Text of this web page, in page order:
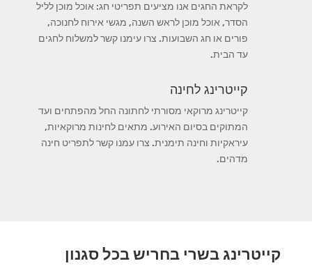
לקראת החגים אנו מציעים תפריטי חג: אוכל מוכן לליל
הסדר, אוכל מוכן לראש השנה, מגשי אירוח לחנוכה,
פורים או חג השבועות. צרו עימנו קשר למשלוח לחגים
עד הבית.
קייטרינג לחינה
קייטרינג מרוקאי מסורתי לחתונה החל מהפתחים ועד
המתוקים בסיום האירוע. מתאים לחינות מרוקאיות,
עיראקיות וחינה תימנית. צרו עמנו קשר לתפריט חינה
מדהים.
קייטרינג בשרי בחריש בכל סגנון